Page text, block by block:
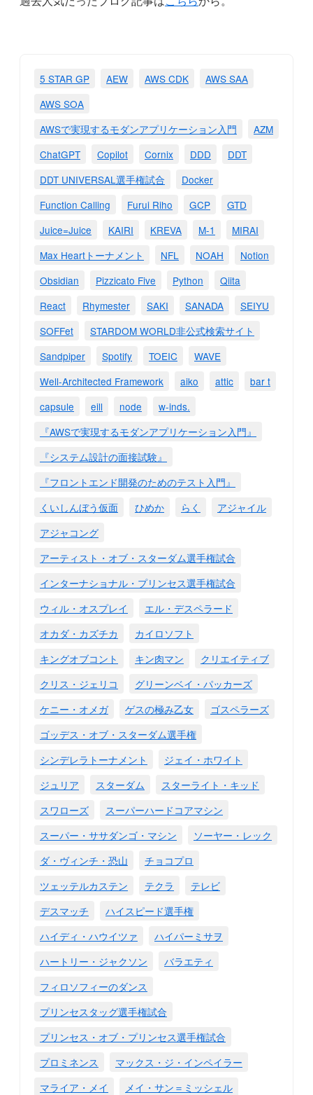
5 STAR GP AEW AWS CDK
AWS SAA
AWS SOA
AWSで実現するモダンアプリケーション入門
AZM
ChatGPT
Copilot Cornix DDD
DDT
DDT UNIVERSAL選手権試合
Docker
Function Calling
Furui Riho GCP
GTD
Juice=Juice
KAIRI KREVA M-1
MIRAI
Max Heartトーナメント
NFL NOAH
Notion
Obsidian
Pizzicato Five Python
Qiita
React
Rhymester SAKI SANADA
SEIYU
SOFFet
STARDOM WORLD非公式検索サイト
Sandpiper
Spotify TOEIC
WAVE
Well-Architected Framework
aiko attic
bar t
capsule
eill node
w-inds.
『AWSで実現するモダンアプリケーション入門』
『システム設計の面接試験』
『フロントエンド開発のためのテスト入門』
くいしんぼう仮面
ひめか らく
アジャイル
アジャコング
アーティスト・オブ・スターダム選手権試合
インターナショナル・プリンセス選手権試合
ウィル・オスプレイ
エル・デスペラード
オカダ・カズチカ
カイロソフト
キングオブコント
キン肉マン
クリエイティブ
クリス・ジェリコ
グリーンベイ・パッカーズ
ケニー・オメガ
ゲスの極み乙女
ゴスペラーズ
ゴッデス・オブ・スターダム選手権
シンデレラトーナメント
ジェイ・ホワイト
ジュリア
スターダム
スターライト・キッド
スワローズ
スーパーハードコアマシン
スーパー・ササダンゴ・マシン
ソーヤー・レック
ダ・ヴィンチ・恐山
チョコプロ
ツェッテルカステン
テクラ
テレビ
デスマッチ
ハイスピード選手権
ハイディ・ハウイツァ
ハイパーミサヲ
ハートリー・ジャクソン
バラエティ
フィロソフィーのダンス
プリンセスタッグ選手権試合
プリンセス・オブ・プリンセス選手権試合
プロミネンス
マックス・ジ・インペイラー
マライア・メイ
メイ・サン＝ミッシェル